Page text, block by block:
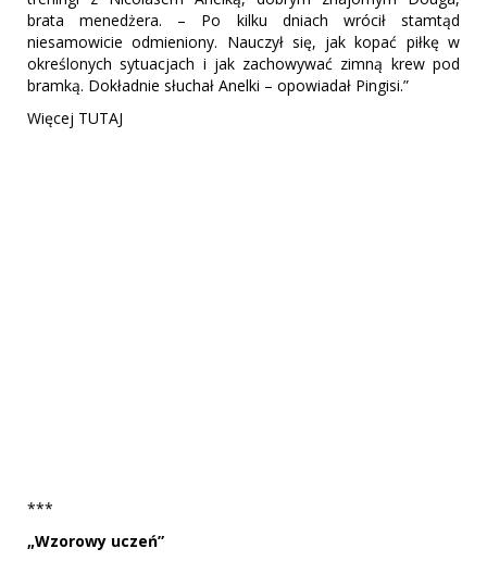
brata menedżera. – Po kilku dniach wrócił stamtąd
niesamowicie odmieniony. Nauczył się, jak kopać piłkę w
określonych sytuacjach i jak zachowywać zimną krew pod
bramką. Dokładnie słuchał Anelki – opowiadał Pingisi.”
Więcej TUTAJ
***
„Wzorowy uczeń”